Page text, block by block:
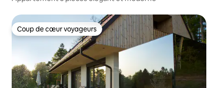
Coup de cœur voyageurs
Coup de cœur voyageurs